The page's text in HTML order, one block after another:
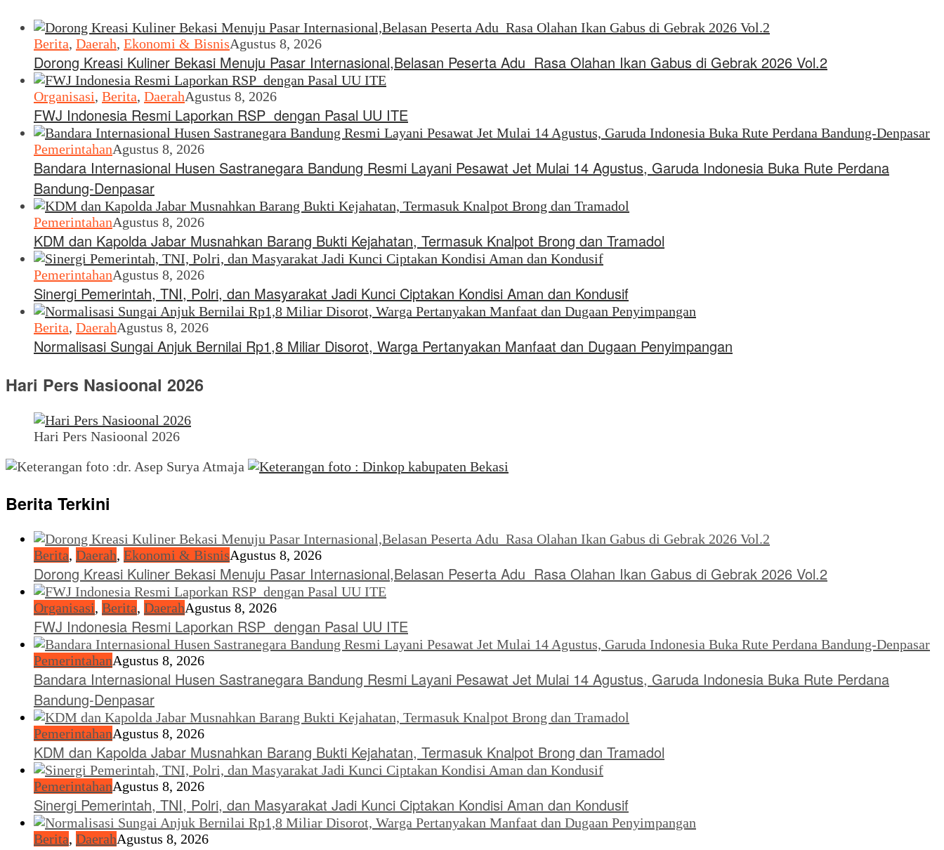
Berita, Daerah, Ekonomi & BisnisAgustus 8, 2026
Dorong Kreasi Kuliner Bekasi Menuju Pasar Internasional,Belasan Peserta Adu Rasa Olahan Ikan Gabus di Gebrak 2026 Vol.2
Organisasi, Berita, DaerahAgustus 8, 2026
FWJ Indonesia Resmi Laporkan RSP dengan Pasal UU ITE
PemerintahanAgustus 8, 2026
Bandara Internasional Husen Sastranegara Bandung Resmi Layani Pesawat Jet Mulai 14 Agustus, Garuda Indonesia Buka Rute Perdana
Bandung-Denpasar
PemerintahanAgustus 8, 2026
KDM dan Kapolda Jabar Musnahkan Barang Bukti Kejahatan, Termasuk Knalpot Brong dan Tramadol
PemerintahanAgustus 8, 2026
Sinergi Pemerintah, TNI, Polri, dan Masyarakat Jadi Kunci Ciptakan Kondisi Aman dan Kondusif
Berita, DaerahAgustus 8, 2026
Normalisasi Sungai Anjuk Bernilai Rp1,8 Miliar Disorot, Warga Pertanyakan Manfaat dan Dugaan Penyimpangan
Hari Pers Nasioonal 2026
Hari Pers Nasioonal 2026
Berita Terkini
Berita, Daerah, Ekonomi & BisnisAgustus 8, 2026
Dorong Kreasi Kuliner Bekasi Menuju Pasar Internasional,Belasan Peserta Adu Rasa Olahan Ikan Gabus di Gebrak 2026 Vol.2
Organisasi, Berita, DaerahAgustus 8, 2026
FWJ Indonesia Resmi Laporkan RSP dengan Pasal UU ITE
PemerintahanAgustus 8, 2026
Bandara Internasional Husen Sastranegara Bandung Resmi Layani Pesawat Jet Mulai 14 Agustus, Garuda Indonesia Buka Rute Perdana
Bandung-Denpasar
PemerintahanAgustus 8, 2026
KDM dan Kapolda Jabar Musnahkan Barang Bukti Kejahatan, Termasuk Knalpot Brong dan Tramadol
PemerintahanAgustus 8, 2026
Sinergi Pemerintah, TNI, Polri, dan Masyarakat Jadi Kunci Ciptakan Kondisi Aman dan Kondusif
Berita, DaerahAgustus 8, 2026